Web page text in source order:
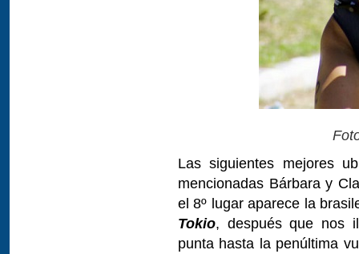
Las siguientes mejores
mencionadas Bárbara y
el 8º lugar aparece la
Tokio, después que nos
punta hasta la penúltima